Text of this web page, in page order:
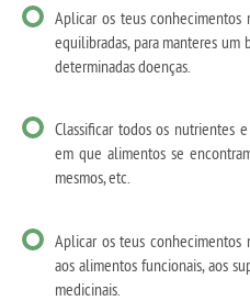
Aplicar os teus conhecimentos
equilibradas, para manteres um
determinadas doenças.
Classificar todos os nutrientes
em que alimentos se
mesmos, etc.
Aplicar os teus
aos alimentos funcionais, aos
medicinais.